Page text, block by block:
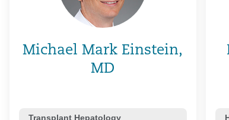
Michael Mark Einstein,
MD
Transplant Hepatology